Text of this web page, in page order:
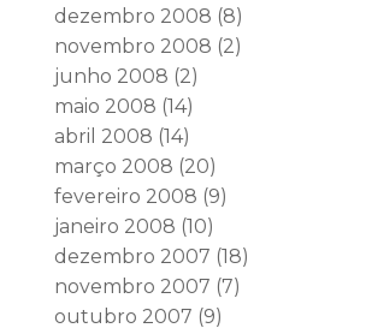
dezembro 2008 (8)
novembro 2008 (2)
junho 2008 (2)
maio 2008 (14)
abril 2008 (14)
março 2008 (20)
fevereiro 2008 (9)
janeiro 2008 (10)
dezembro 2007 (18)
novembro 2007 (7)
outubro 2007 (9)